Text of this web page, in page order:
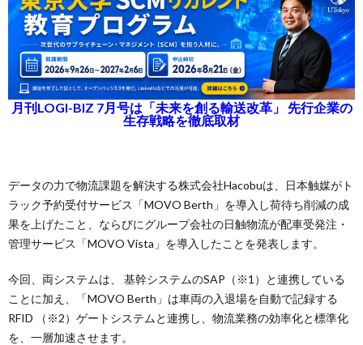
月刊LOGI-BIZ 7月号は「未来を創る輸送改革」 先行企業の
生存戦略を徹底取材
データの力で物流課題を解決する株式会社Hacobuは、日本触媒がト
ラック予約受付サービス「MOVO Berth」を導入し荷待ち削減の成
果を上げたこと、ならびにグループ会社の日触物流が配車受発注・
管理サービス「MOVO Vista」を導入したことを発表します。
今回、両システムは、 基幹システムのSAP（※1）と連携している
ことに加え、「MOVO Berth」は車両の入退場を自動で記録する
RFID （※2）ゲートシステムと連携し、物流業務の効率化と標準化
を、一層加速させます。